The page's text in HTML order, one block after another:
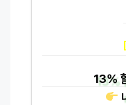
[
13%